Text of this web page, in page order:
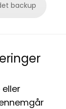
backup